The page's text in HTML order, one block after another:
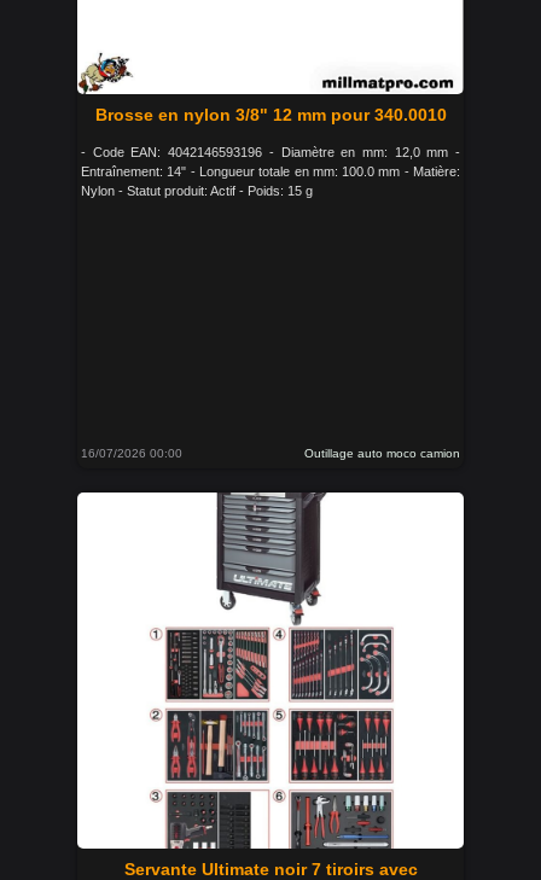
Brosse en nylon 3/8" 12 mm pour 340.0010
- Code EAN: 4042146593196 - Diamètre en mm: 12,0 mm -
Entraînement: 14" - Longueur totale en mm: 100.0 mm - Matière:
Nylon - Statut produit: Actif - Poids: 15 g
16/07/2026 00:00 Outillage auto moco camion
Servante Ultimate noir 7 tiroirs avec